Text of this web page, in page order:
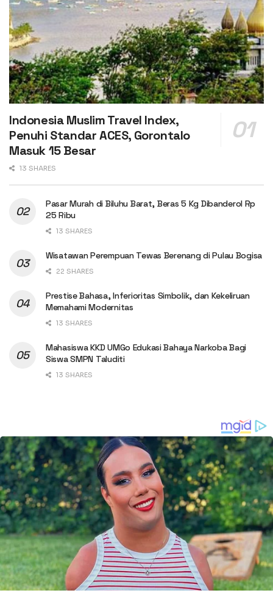
Indonesia Muslim Travel Index,
Penuhi Standar ACES, Gorontalo
Masuk 15 Besar
13 SHARES
Pasar Murah di Biluhu Barat, Beras 5 Kg Dibanderol Rp
25 Ribu
13 SHARES
Wisatawan Perempuan Tewas Berenang di Pulau Bogisa
22 SHARES
Prestise Bahasa, Inferioritas Simbolik, dan Kekeliruan
Memahami Modernitas
13 SHARES
Mahasiswa KKD UMGo Edukasi Bahaya Narkoba Bagi
Siswa SMPN Taluditi
13 SHARES